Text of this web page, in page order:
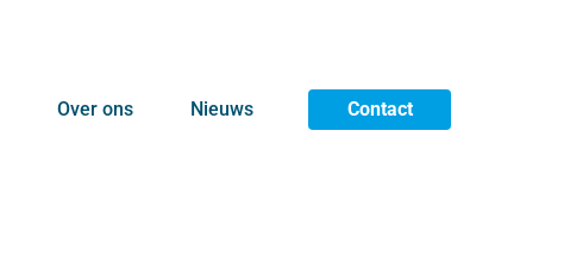
Over ons Nieuws Contact